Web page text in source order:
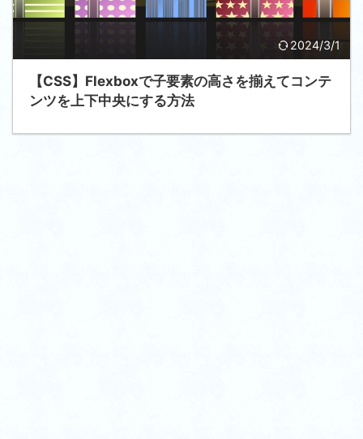
2024/3/1
【CSS】Flexboxで子要素の高さを揃えてコンテ
ンツを上下中央にする方法